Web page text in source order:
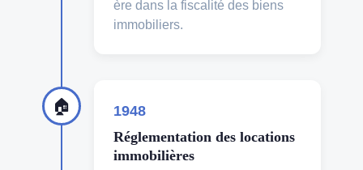
ère dans la fiscalité des biens
immobiliers.
🏠
1948
Réglementation des locations
immobilières